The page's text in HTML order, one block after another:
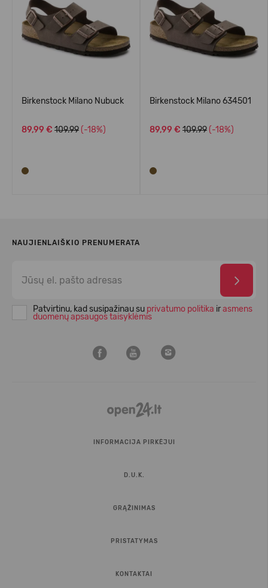
Birkenstock Milano Nubuck
89,99 € 109.99 (-18%)
Birkenstock Milano 634501
89,99 € 109.99 (-18%)
NAUJIENLAIŠKIO PRENUMERATA
Patvirtinu, kad susipažinau su privatumo politika irasmens
duomenų apsaugos taisyklėmis
INFORMACIJA PIRKĖJUI
D.U.K.
GRĄŽINIMAS
PRISTATYMAS
KONTAKTAI